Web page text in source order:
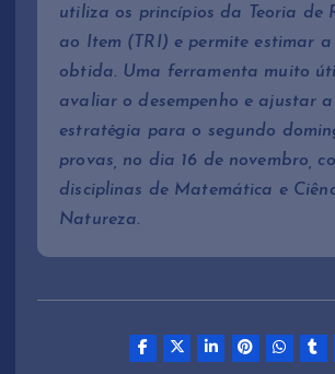
utiliza os princípios da Teoria de
ao Item (TRI) e permite estimar
obtida. Uma ferramenta muito
avaliar o desempenho e ajustar a
estratégia para o segundo
provas, no dia 16 de novembro,
disciplinas de Matemática e
Natureza.